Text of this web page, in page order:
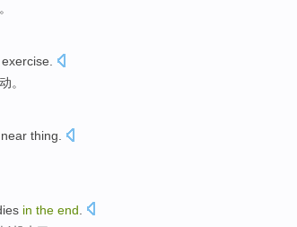
exercise
。
near thing.
in the end